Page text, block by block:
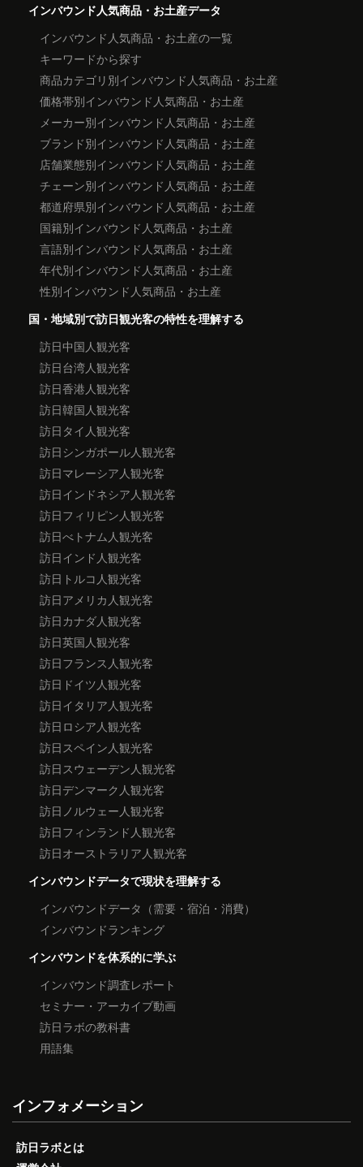
インバウンド人気商品・お土産データ
インバウンド人気商品・お土産の一覧
キーワードから探す
商品カテゴリ別インバウンド人気商品・お土産
価格帯別インバウンド人気商品・お土産
メーカー別インバウンド人気商品・お土産
ブランド別インバウンド人気商品・お土産
店舗業態別インバウンド人気商品・お土産
チェーン別インバウンド人気商品・お土産
都道府県別インバウンド人気商品・お土産
国籍別インバウンド人気商品・お土産
言語別インバウンド人気商品・お土産
年代別インバウンド人気商品・お土産
性別インバウンド人気商品・お土産
国・地域別で訪日観光客の特性を理解する
訪日中国人観光客
訪日台湾人観光客
訪日香港人観光客
訪日韓国人観光客
訪日タイ人観光客
訪日シンガポール人観光客
訪日マレーシア人観光客
訪日インドネシア人観光客
訪日フィリピン人観光客
訪日べトナム人観光客
訪日インド人観光客
訪日トルコ人観光客
訪日アメリカ人観光客
訪日カナダ人観光客
訪日英国人観光客
訪日フランス人観光客
訪日ドイツ人観光客
訪日イタリア人観光客
訪日ロシア人観光客
訪日スペイン人観光客
訪日スウェーデン人観光客
訪日デンマーク人観光客
訪日ノルウェー人観光客
訪日フィンランド人観光客
訪日オーストラリア人観光客
インバウンドデータで現状を理解する
インバウンドデータ（需要・宿泊・消費）
インバウンドランキング
インバウンドを体系的に学ぶ
インバウンド調査レポート
セミナー・アーカイブ動画
訪日ラボの教科書
用語集
インフォメーション
訪日ラボとは